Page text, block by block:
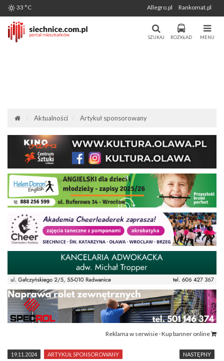
Miasto i Gmina Siechnice - Portal
Mieszkańców. Aktualności, forum,
Portal Mieszkańców Siechnic
Wygenerowano: 10-08-2026
33 °C Allegro.pl Rankomat.pl
MENU
ROZKŁAD
SZUKAJ
Aktualności Artykuł sponsorowany
Reklama w serwisie · Kup banner online
NASTĘPNY
19.11.2024 ARTYKUŁ SPONSOROWANY